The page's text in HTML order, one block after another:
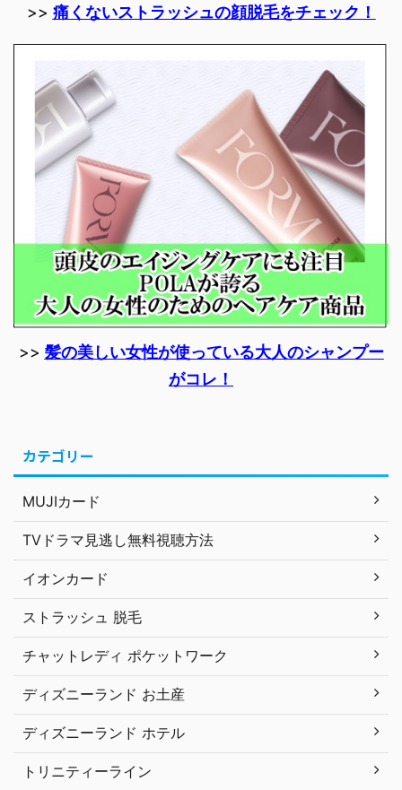
>> 痛くないストラッシュの顔脱毛をチェック！
>> 髪の美しい女性が使っている大人のシャンプー
がコレ！
カテゴリー
MUJIカード
TVドラマ見逃し無料視聴方法
イオンカード
ストラッシュ 脱毛
チャットレディ ポケットワーク
ディズニーランド お土産
ディズニーランド ホテル
トリニティーライン